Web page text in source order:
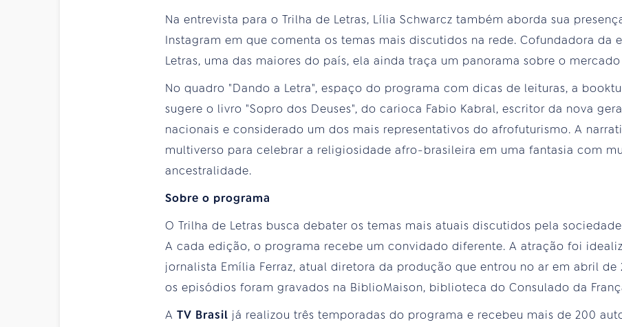
Na entrevista para o Trilha de Letras, Lília Schwarcz também aborda sua
Instagram em que comenta os temas mais discutidos na rede. Cofundadora da
Letras, uma das maiores do país, ela ainda traça um panorama sobre o
No quadro "Dando a Letra", espaço do programa com dicas de leituras, a
sugere o livro "Sopro dos Deuses", do carioca Fabio Kabral, escritor da nova
nacionais e considerado um dos mais representativos do afrofuturismo. A
multiverso para celebrar a religiosidade afro-brasileira em uma fantasia com
ancestralidade.
Sobre o programa
O Trilha de Letras busca debater os temas mais atuais discutidos pela
A cada edição, o programa recebe um convidado diferente. A atração foi
jornalista Emília Ferraz, atual diretora da produção que entrou no ar em abril de
os episódios foram gravados na BiblioMaison, biblioteca do Consulado da
A TV Brasil já realizou três temporadas do programa e recebeu mais de 200